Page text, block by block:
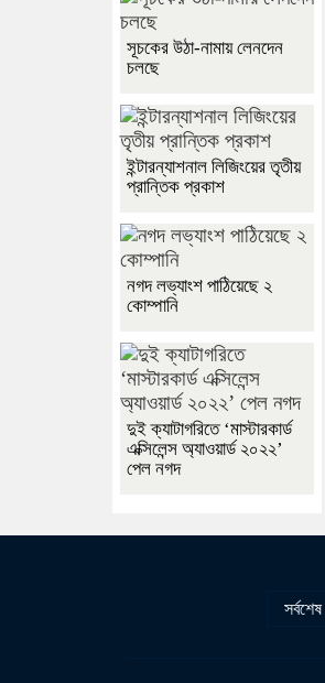
সূচকের উঠা-নামায় লেনদেন
চলছে
ইন্টারন্যাশনাল লিজিংয়ের তৃতীয়
প্রান্তিক প্রকাশ
নগদ লভ্যাংশ পাঠিয়েছে ২
কোম্পানি
দুই ক্যাটাগরিতে ‘মাস্টারকার্ড
এক্সিলেন্স অ্যাওয়ার্ড ২০২২’
পেল নগদ
সর্বশেষ